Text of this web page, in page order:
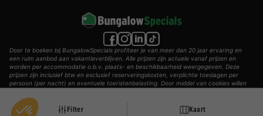
Filter Kaart
Door te boeken bij BungalowSpecials profiteer je van meer dan 20 jaar ervaring en
een ruim aanbod aan vakantieverblijven. Alle prijzen zijn actuele vanaf prijzen en
worden per accommodatie o.b.v. plaats- en beschikbaarheid weergegeven. Deze
prijzen zijn inclusief btw en exclusief reserveringskosten, verplichte toeslagen per
persoon (per nacht) en eventuele toeristenbelasting. Door middel van cookies willen
© 2002 - 2025 AddGuests B.V. Alle rechten voorbehouden.